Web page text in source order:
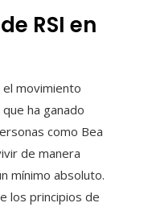
RSI en
movimiento
ha ganado
como Bea
de manera
mínimo absoluto.
los principios de